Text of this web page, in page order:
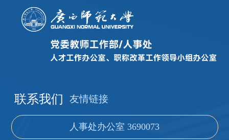
联系我们 友情链接
人事处办公室 3690073